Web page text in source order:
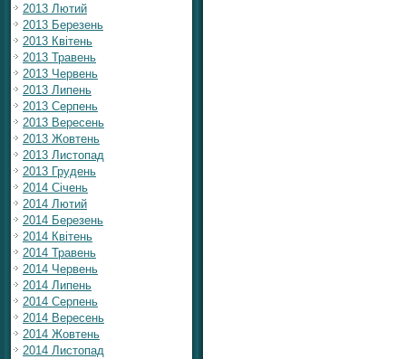
2013 Лютий
2013 Березень
2013 Квітень
2013 Травень
2013 Червень
2013 Липень
2013 Серпень
2013 Вересень
2013 Жовтень
2013 Листопад
2013 Грудень
2014 Січень
2014 Лютий
2014 Березень
2014 Квітень
2014 Травень
2014 Червень
2014 Липень
2014 Серпень
2014 Вересень
2014 Жовтень
2014 Листопад